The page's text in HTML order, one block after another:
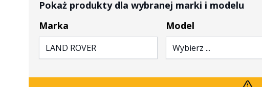
Pokaż produkty dla wybranej marki i modelu
Marka
LAND ROVER
Model
Wybierz ...